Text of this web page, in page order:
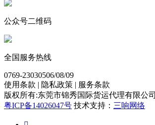
公众号二维码
全国服务热线
0769-23030506/08/09
使用条款 | 隐私政策 | 服务条款
版权所有:东莞市锦秀国际货运代理有限公司
粤ICP备14026047号 技术支持： 三响网络